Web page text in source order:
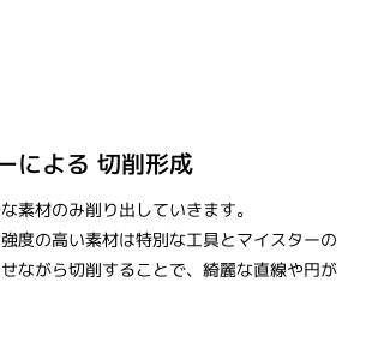
による ​切削形成
素材のみ削り出していきます。
度の高い素材は特別な工具とマイスターの
ながら切削することで、綺麗な直線や円が